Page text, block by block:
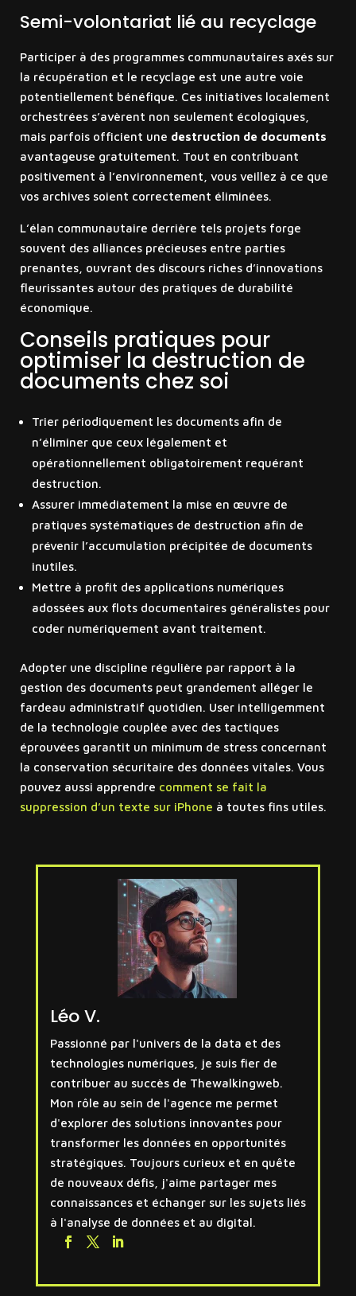
Semi-volontariat lié au recyclage
Participer à des programmes communautaires axés sur
la récupération et le recyclage est une autre voie
potentiellement bénéfique. Ces initiatives localement
orchestrées s’avèrent non seulement écologiques,
mais parfois officient une destruction de documents
avantageuse gratuitement. Tout en contribuant
positivement à l’environnement, vous veillez à ce que
vos archives soient correctement éliminées.
L’élan communautaire derrière tels projets forge
souvent des alliances précieuses entre parties
prenantes, ouvrant des discours riches d’innovations
fleurissantes autour des pratiques de durabilité
économique.
Conseils pratiques pour
optimiser la destruction de
documents chez soi
Trier périodiquement les documents afin de
n’éliminer que ceux légalement et
opérationnellement obligatoirement requérant
destruction.
Assurer immédiatement la mise en œuvre de
pratiques systématiques de destruction afin de
prévenir l’accumulation précipitée de documents
inutiles.
Mettre à profit des applications numériques
adossées aux flots documentaires généralistes pour
coder numériquement avant traitement.
Adopter une discipline régulière par rapport à la
gestion des documents peut grandement alléger le
fardeau administratif quotidien. User intelligemment
de la technologie couplée avec des tactiques
éprouvées garantit un minimum de stress concernant
la conservation sécuritaire des données vitales. Vous
pouvez aussi apprendre comment se fait la
suppression d’un texte sur iPhone à toutes fins utiles.
Léo V.
Passionné par l'univers de la data et des
technologies numériques, je suis fier de
contribuer au succès de Thewalkingweb.
Mon rôle au sein de l'agence me permet
d'explorer des solutions innovantes pour
transformer les données en opportunités
stratégiques. Toujours curieux et en quête
de nouveaux défis, j'aime partager mes
connaissances et échanger sur les sujets liés
à l'analyse de données et au digital.